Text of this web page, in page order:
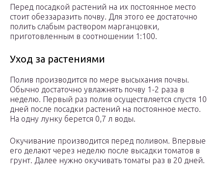
Перед посадкой растений на их постоянное место
стоит обеззаразить почву. Для этого ее достаточно
полить слабым раствором марганцовки,
приготовленным в соотношении 1:100.
Уход за растениями
Полив производится по мере высыхания почвы.
Обычно достаточно увлажнять почву 1-2 раза в
неделю. Первый раз полив осуществляется спустя 10
дней после посадки растений на постоянное место.
На одну лунку берется 0,7 л воды.
Окучивание производится перед поливом. Впервые
его делают через неделю после высадки томатов в
грунт. Далее нужно окучивать томаты раз в 20 дней.